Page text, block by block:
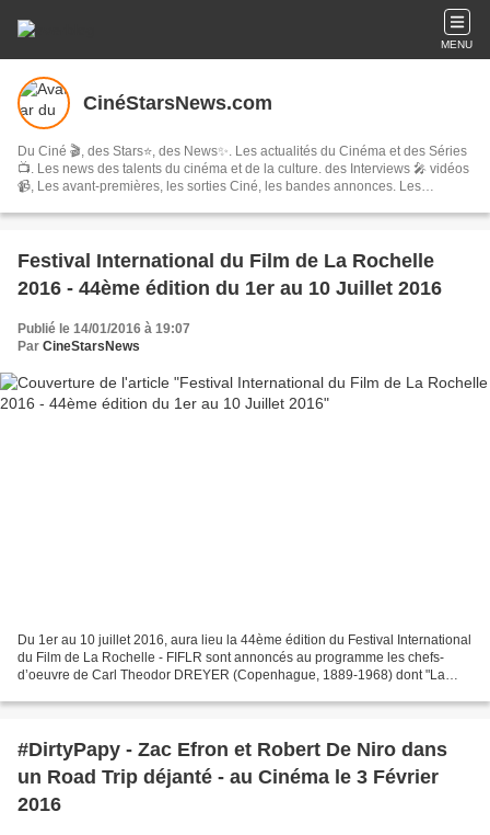
MENU
CinéStarsNews.com
Du Ciné 🎬, des Stars⭐, des News✨. Les actualités du Cinéma et des Séries
📺. Les news des talents du cinéma et de la culture. des Interviews 🎤 vidéos
📹, Les avant-premières, les sorties Ciné, les bandes annonces. Les
Festival International du Film de La Rochelle
2016 - 44ème édition du 1er au 10 Juillet 2016
Publié le 14/01/2016 à 19:07
Par CineStarsNews
Du 1er au 10 juillet 2016, aura lieu la 44ème édition du Festival International
du Film de La Rochelle - FIFLR sont annoncés au programme les chefs-
d’oeuvre de Carl Theodor DREYER (Copenhague, 1889-1968) dont "La
#DirtyPapy - Zac Efron et Robert De Niro dans
un Road Trip déjanté - au Cinéma le 3 Février
2016